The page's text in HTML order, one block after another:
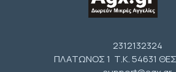
2312132324
ΠΛΑΤΩΝΟΣ 1 Τ.Κ. 54631